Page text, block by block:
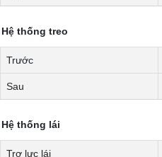
Hệ thống treo
Trước
Sau
Hệ thống lái
Trợ lực lái